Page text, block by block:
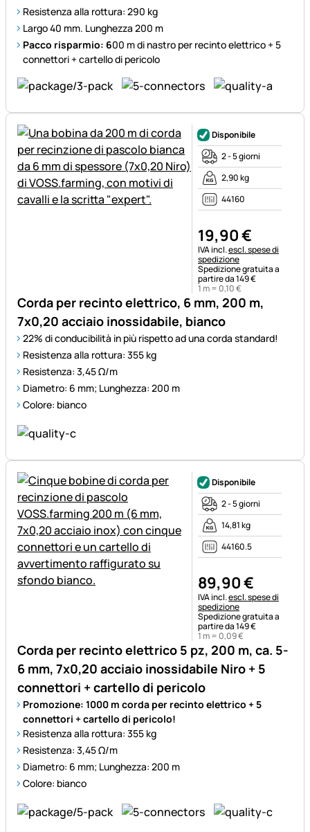
Resistenza alla rottura: 290 kg
Largo 40 mm. Lunghezza 200 m
Pacco risparmio: 600 m di nastro per recinto elettrico + 5
connettori + cartello di pericolo
Corda per recinto elettrico, 6 mm, 200 m,
7x0,20 acciaio inossidabile, bianco
22% di conducibilità in più rispetto ad una corda standard!
Resistenza alla rottura: 355 kg
Resistenza: 3,45 Ω/m
Diametro: 6 mm; Lunghezza: 200 m
Colore: bianco
Disponibile
2 - 5 giorni
2,90 kg
44160
19,90€
Informazioni fiscali:
IVA incl.escl. spese di
spedizione
Spedizione gratuita a
partire da 149 €
1 m = 0,10€
Corda per recinto elettrico 5 pz, 200 m, ca. 5-
6 mm, 7x0,20 acciaio inossidabile Niro + 5
connettori + cartello di pericolo
Promozione: 1000 m corda per recinto elettrico + 5
connettori + cartello di pericolo!
Resistenza alla rottura: 355 kg
Resistenza: 3,45 Ω/m
Diametro: 6 mm; Lunghezza: 200 m
Colore: bianco
Disponibile
2 - 5 giorni
14,81 kg
44160.5
89,90€
Informazioni fiscali:
IVA incl.escl. spese di
spedizione
Spedizione gratuita a
partire da 149 €
1 m = 0,09€